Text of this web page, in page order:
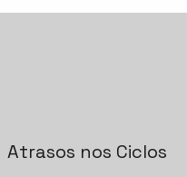
Atrasos nos Ciclos